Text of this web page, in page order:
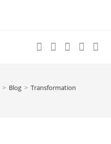
> Blog > Transformation